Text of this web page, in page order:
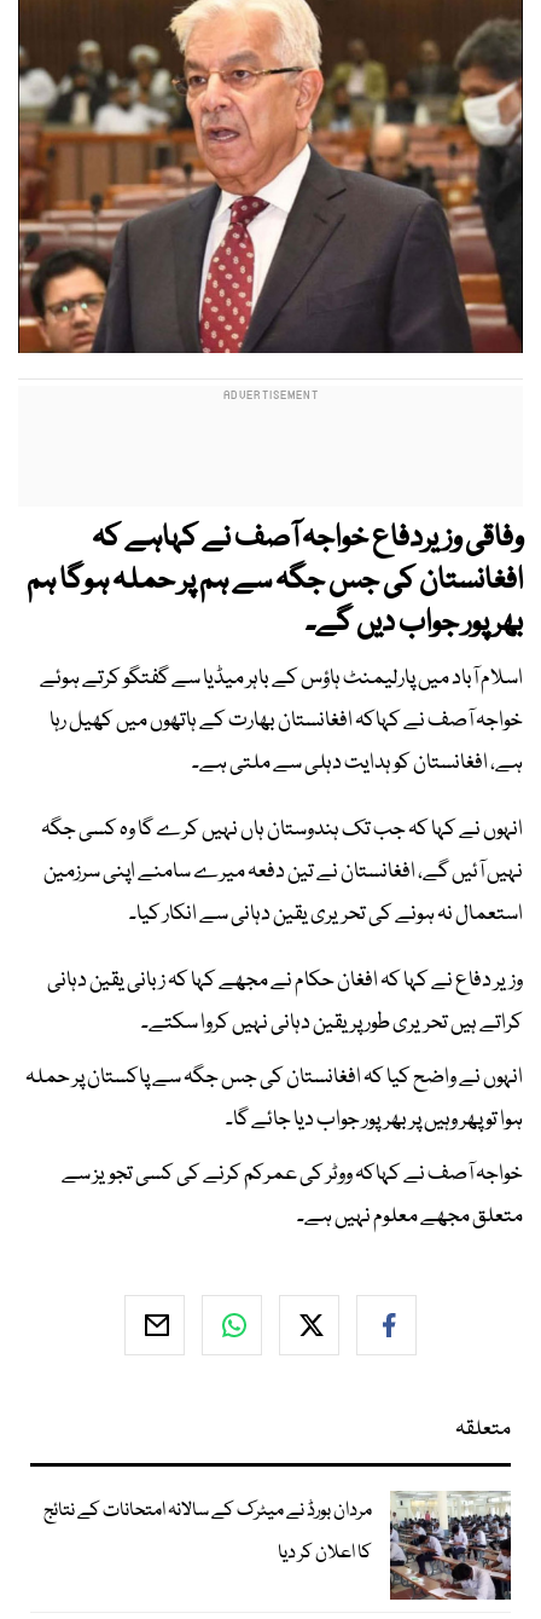
وفاقی وزیردفاع خواجہ آصف نے کہاہے کہ
افغانستان کی جس جگہ سے ہم پر حملہ ہوگا ہم
بھر پور جواب دیں گے۔
اسلام آباد میں پارلیمنٹ ہاؤس کے باہر میڈیا سے گفتگو کرتے ہوئے
خواجہ آصف نے کہاکہ افغانستان بھارت کے ہاتھوں میں کھیل رہا
ہے، افغانستان کو ہدایت دہلی سے ملتی ہے۔
انہوں نے کہا کہ جب تک ہندوستان ہاں نہیں کرے گا وہ کسی جگہ
نہیں آئیں گے، افغانستان نے تین دفعہ میرے سامنے اپنی سرزمین
استعمال نہ ہونے کی تحریری یقین دہانی سے انکار کیا۔
وزیر دفاع نے کہا کہ افغان حکام نے مجھے کہا کہ زبانی یقین دہانی
کراتے ہیں تحریری طور پر یقین دہانی نہیں کروا سکتے۔
انہوں نے واضح کیا کہ افغانستان کی جس جگہ سے پاکستان پر حملہ
ہوا تو پھر وہیں پر بھرپور جواب دیا جائے گا۔
خواجہ آصف نے کہاکہ ووٹر کی عمرکم کرنے کی کسی تجویز سے
متعلق مجھے معلوم نہیں ہے۔
متعلقہ
مردان بورڈ نے میٹرک کے سالانہ امتحانات کے نتائج
کا اعلان کر دیا